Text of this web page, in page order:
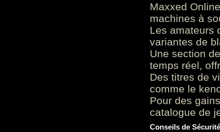
Maxxed
machines à
Les amateurs
variantes de
Une section
temps réel,
Des titres de
comme le
Pour des
catalogue de
Conseils de